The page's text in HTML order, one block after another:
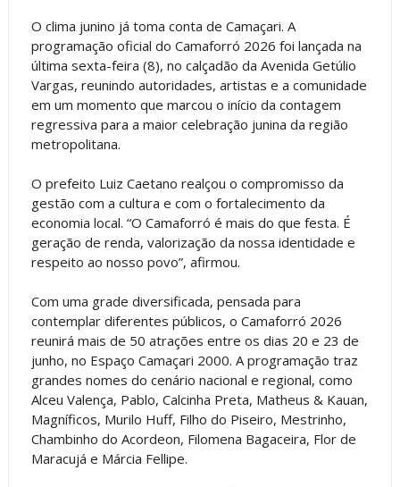
O clima junino já toma conta de Camaçari. A
programação oficial do Camaforró 2026 foi lançada na
última sexta-feira (8), no calçadão da Avenida Getúlio
Vargas, reunindo autoridades, artistas e a comunidade
em um momento que marcou o início da contagem
regressiva para a maior celebração junina da região
metropolitana.
O prefeito Luiz Caetano realçou o compromisso da
gestão com a cultura e com o fortalecimento da
economia local. “O Camaforró é mais do que festa. É
geração de renda, valorização da nossa identidade e
respeito ao nosso povo”, afirmou.
Com uma grade diversificada, pensada para
contemplar diferentes públicos, o Camaforró 2026
reunirá mais de 50 atrações entre os dias 20 e 23 de
junho, no Espaço Camaçari 2000. A programação traz
grandes nomes do cenário nacional e regional, como
Alceu Valença, Pablo, Calcinha Preta, Matheus & Kauan,
Magníficos, Murilo Huff, Filho do Piseiro, Mestrinho,
Chambinho do Acordeon, Filomena Bagaceira, Flor de
Maracujá e Márcia Fellipe.